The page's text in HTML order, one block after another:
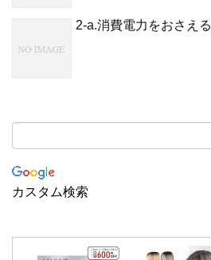
2-a.消費電力をおさえ
カスタム検索